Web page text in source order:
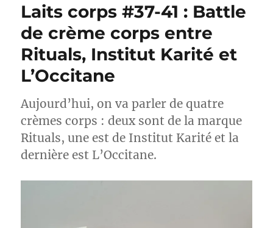
:
Démaquillants
yeux,
Simple
vs
Rituals
Laits corps #37-41 : Battle
de crème corps entre
Rituals, Institut Karité et
L’Occitane
Aujourd’hui, on va parler de quatre
crèmes corps : deux sont de la marque
Rituals, une est de Institut Karité et la
dernière est L’Occitane.